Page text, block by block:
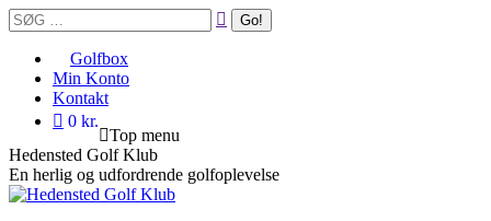
Skip
to
content
Search:
Golfbox
Min Konto
Kontakt
0 kr.
Top menu
Hedensted Golf Klub
En herlig og udfordrende golfoplevelse